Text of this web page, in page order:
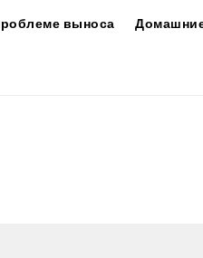
выноса